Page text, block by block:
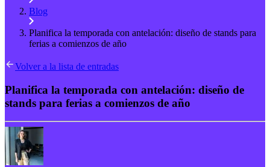
Blog
Planifica la temporada con antelación: diseño de stands para
ferias a comienzos de año
Volver a la lista de entradas
Planifica la temporada con antelación: diseño de
stands para ferias a comienzos de año